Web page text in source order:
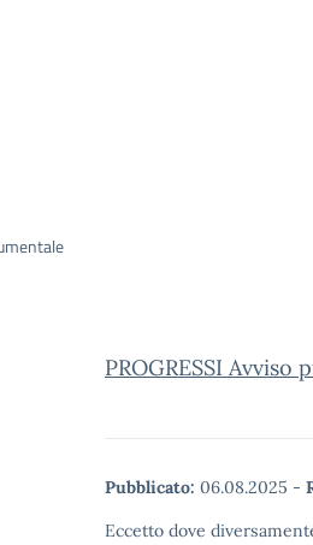
PROGRESSI
Pubblicato: 06.08.2025 -
Eccetto dove